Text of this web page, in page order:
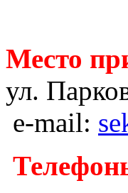
Место
ул.
e-mail:
Т